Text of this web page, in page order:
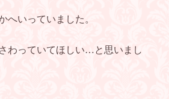
へいっていました。
わっていてほしい…と思いまし